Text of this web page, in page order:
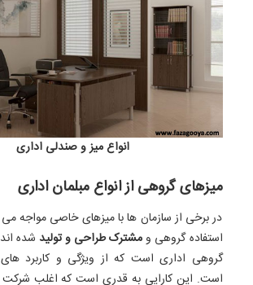
انواع میز و صندلی اداری
میزهای گروهی از انواع مبلمان اداری
در برخی از سازمان ‌ها با میزهای خاصی مواجه
استفاده گروهی ومشترک طراحی و تولیدشده‌
گروهی اداری است که از ویژگی و کاربرد
است. این کارایی به ‌قدری است که اغلب